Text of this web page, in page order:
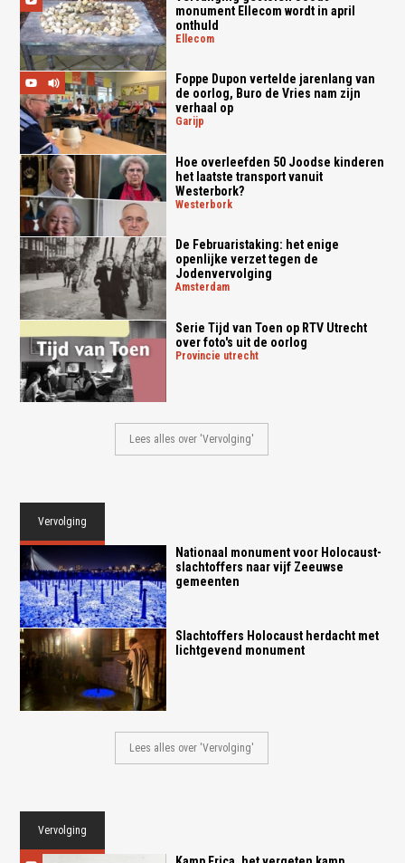
monument Ellecom wordt in april
onthuld
ellecom
Foppe Dupon vertelde jarenlang van
de oorlog, Buro de Vries nam zijn
verhaal op
garijp
Hoe overleefden 50 Joodse kinderen
het laatste transport vanuit
Westerbork?
westerbork
De Februaristaking: het enige
openlijke verzet tegen de
Jodenvervolging
amsterdam
Serie Tijd van Toen op RTV Utrecht
over foto's uit de oorlog
provincie utrecht
Lees alles over 'Vervolging'
Vervolging
Nationaal monument voor Holocaust-
slachtoffers naar vijf Zeeuwse
gemeenten
Slachtoffers Holocaust herdacht met
lichtgevend monument
Lees alles over 'Vervolging'
Vervolging